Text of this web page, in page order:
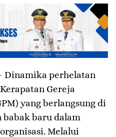
Dinamika perhelatan
Gereja
yang berlangsung di
babak baru dalam
Melalui